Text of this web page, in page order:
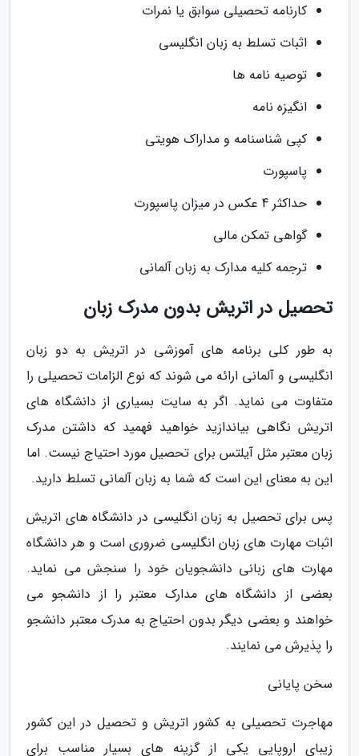
کارنامه تحصیلی سوابق یا نمرات
اثبات تسلط به زبان انگلیسی
توصیه نامه ها
انگیزه نامه
کپی شناسنامه و مداراک هویتی
پاسپورت
حداکثر 4 عکس در میزان پاسپورت
گواهی تمکن مالی
ترجمه کلیه مدارک به زبان آلمانی
تحصیل در اتریش بدون مدرک زبان
به طور کلی برنامه های آموزشی در اتریش به دو زبان
انگلیسی و آلمانی ارائه می شوند که نوع الزامات تحصیلی را
متفاوت می نماید. اگر به سایت بسیاری از دانشگاه های
اتریش نگاهی بیاندازید خواهید فهمید که داشتن مدرک
زبان معتبر مثل آیلتس برای تحصیل مورد احتیاج نیست. اما
این به معنای این است که شما به زبان آلمانی تسلط دارید.
پس برای تحصیل به زبان انگلیسی در دانشگاه های اتریش
اثبات مهارت های زبان انگلیسی ضروری است و هر دانشگاه
مهارت های زبانی دانشجویان خود را سنجش می نماید.
بعضی از دانشگاه های مدارک معتبر را از دانشجو می
خواهند و بعضی دیگر بدون احتیاج به مدرک معتبر دانشجو
را پذیرش می نمایند.
سخن پایانی
مهاجرت تحصیلی به کشور اتریش و تحصیل در این کشور
زیبای اروپایی یکی از گزینه های بسیار مناسب برای